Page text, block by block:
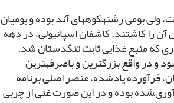
ولى بومى رشته‏کوههاى آند بوده و بومیان
را کاشتند. کاشفان اسپانیولى، در دهه
طورى که منبع غذایى ثابت تنگدستان شد.
و در واقع بزرگ‏ترین و باصرفه‏ترین
فرآورده یادشده، عنصر اصلى برنامه
بوده و در این صورت غنى از چربى